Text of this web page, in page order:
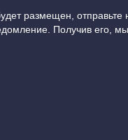
размещен, отправьте
Получив его,